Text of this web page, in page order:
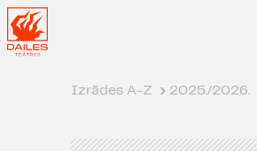
Izrādes A-Z › 2025./2026.